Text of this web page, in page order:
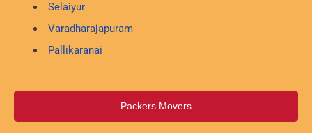
Selaiyur
Varadharajapuram
Pallikaranai
Packers Movers